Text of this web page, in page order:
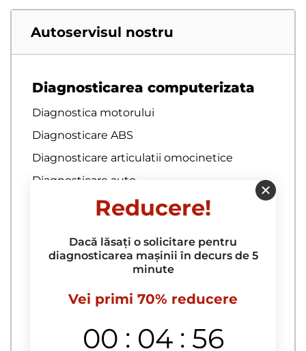
Autoservisul nostru
Diagnosticarea computerizata
Diagnostica motorului
Diagnosticare ABS
Diagnosticare articulatii omocinetice
Diagnosticare auto
Diagnosticare baterie auto
Diagnosticare bucselor pentru brate
Diagnosticare complexa
Diagnosticare computerizata a
autoturismului la domiciliu
Diagnosticare computerizata a
echipamentelor electrice
Reducere!
Dacă lăsați o solicitare pentru
diagnosticarea mașinii în decurs de 5
minute
Vei primi 70% reducere
00 : 04 : 55